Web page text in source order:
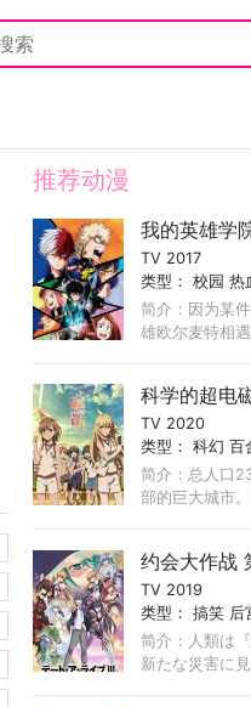
推荐动漫
我的英雄学
TV 2017
类型：校园 热
简介：因为某
雄欧尔麦特相
性”——ONE
科学的超电
TV 2020
类型：科幻 百
简介：总人口
部的巨大城市
的力量——超能
...
约会大作战
TV 2019
类型：搞笑 后
简介：人類は
新たな災害に